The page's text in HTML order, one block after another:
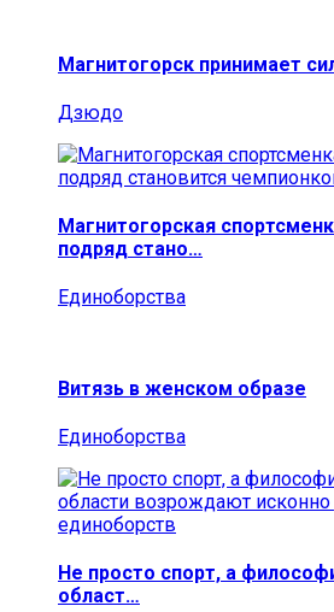
Магнитогорск принимает
Дзюдо
Магнитогорская
подряд стано…
Единоборства
Витязь в женском образе
Единоборства
Не просто спорт, а
област…